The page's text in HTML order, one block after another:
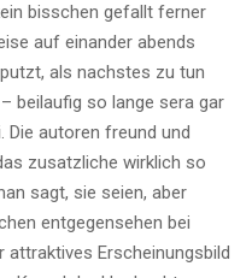
bisschen gefallt ferner
auf einander abends
als nachstes zu tun
beilaufig so lange sera gar
Die autoren freund und
zusatzliche wirklich so
sagt, sie seien, aber
entgegensehen bei
attraktives Erscheinungsbild